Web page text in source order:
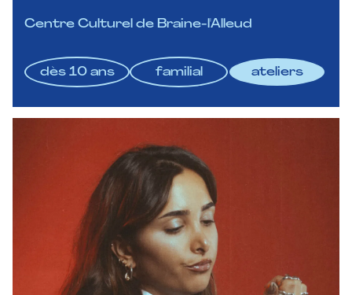
Centre Culturel de Braine-l'Alleud
dès 10 ans familial ateliers